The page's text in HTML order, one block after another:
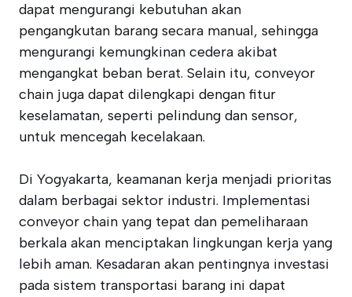
dapat mengurangi kebutuhan akan
pengangkutan barang secara manual, sehingga
mengurangi kemungkinan cedera akibat
mengangkat beban berat. Selain itu, conveyor
chain juga dapat dilengkapi dengan fitur
keselamatan, seperti pelindung dan sensor,
untuk mencegah kecelakaan.
Di Yogyakarta, keamanan kerja menjadi prioritas
dalam berbagai sektor industri. Implementasi
conveyor chain yang tepat dan pemeliharaan
berkala akan menciptakan lingkungan kerja yang
lebih aman. Kesadaran akan pentingnya investasi
pada sistem transportasi barang ini dapat